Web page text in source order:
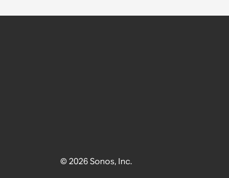
© 2026 Sonos, Inc.